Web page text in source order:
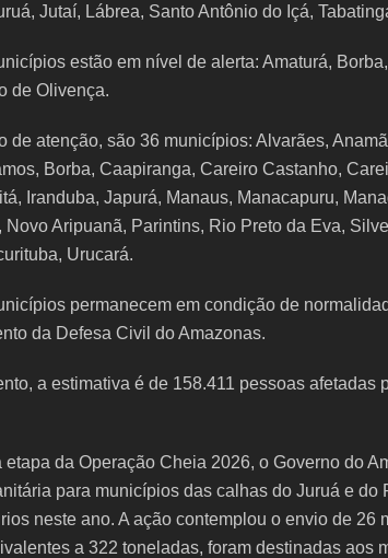
Jutaí, Lábrea, Santo Antônio do Içá,
estão em nível de alerta: Amaturá,
de Olivença.
de atenção, são 36 municípios: Alvarães,
Borba, Caapiranga, Careiro Castanho,
Iranduba, Japurá, Manaus, Manacapuru,
Novo Aripuanã, Parintins, Rio Preto da Eva,
Urucará.
permanecem em condição de
da Defesa Civil do Amazonas.
a estimativa é de 158.411 pessoas afetadas
etapa da Operação Cheia 2026, o Governo do
para municípios das calhas do Juruá e do
neste ano. A ação contemplou o envio de 26
a 322 toneladas, foram destinadas aos